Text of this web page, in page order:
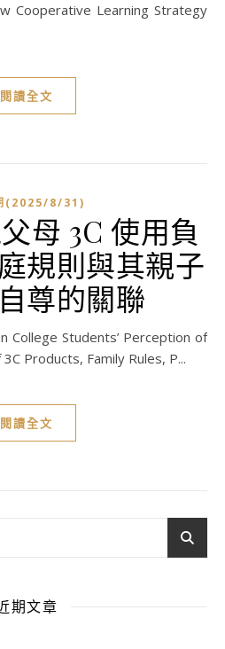
Cooperative Learning Strategy
閱讀全文
(2025/8/31)
母 3C 使用負
規則與其親子
尊的關聯
Products, Family Rules, P...
閱讀全文
期文章